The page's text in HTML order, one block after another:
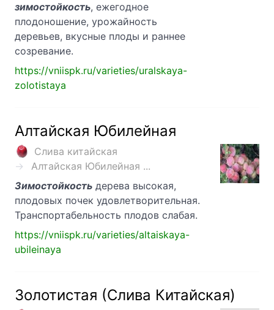
зимостойкость, ежегодное
плодоношение, урожайность
деревьев, вкусные плоды и раннее
созревание.
https://vniispk.ru/varieties/uralskaya-
zolotistaya
Алтайская Юбилейная
Слива китайская
Алтайская Юбилейная ...
Зимостойкость дерева высокая,
плодовых почек удовлетворительная.
Транспортабельность плодов слабая.
https://vniispk.ru/varieties/altaiskaya-
ubileinaya
Золотистая (Слива Китайская)